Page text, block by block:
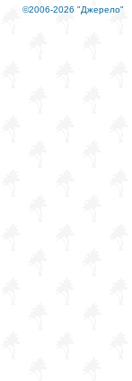
©2006-2026 "Джерело"